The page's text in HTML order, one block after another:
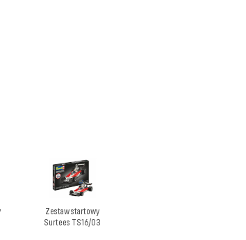
Zestaw startowy
Surtees TS16/03